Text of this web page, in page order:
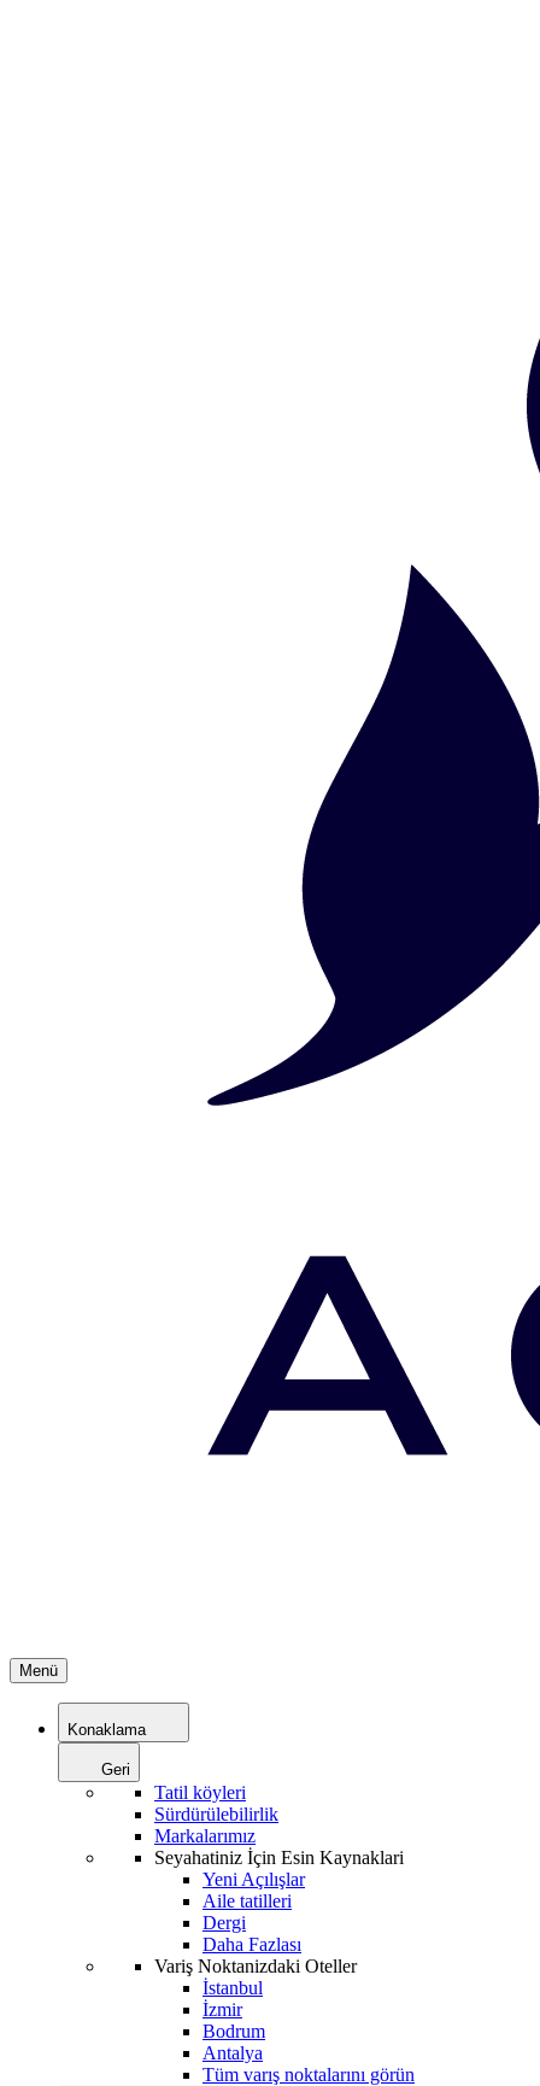
Menü
Konaklama
Geri
Tatil köyleri
Sürdürülebilirlik
Markalarımız
Seyahatiniz İçin Esin Kaynaklari
Yeni Açılışlar
Aile tatilleri
Dergi
Daha Fazlası
Variş Noktanizdaki Oteller
İstanbul
İzmir
Bodrum
Antalya
Tüm varış noktalarını görün